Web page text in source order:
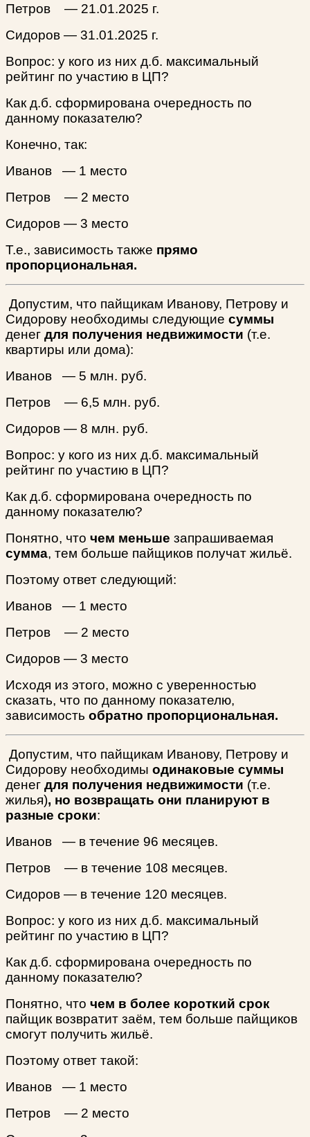
Петров — 21.01.2025 г.
Сидоров — 31.01.2025 г.
Вопрос: у кого из них д.б. максимальный
рейтинг по участию в ЦП?
Как д.б. сформирована очередность по
данному показателю?
Конечно, так:
Иванов — 1 место
Петров — 2 место
Сидоров — 3 место
Т.е., зависимость также прямо
пропорциональная.
Допустим, что пайщикам Иванову, Петрову и
Сидорову необходимы следующие суммы
денег для получения недвижимости (т.е.
квартиры или дома):
Иванов — 5 млн. руб.
Петров — 6,5 млн. руб.
Сидоров — 8 млн. руб.
Вопрос: у кого из них д.б. максимальный
рейтинг по участию в ЦП?
Как д.б. сформирована очередность по
данному показателю?
Понятно, что чем меньше запрашиваемая
сумма, тем больше пайщиков получат жильё.
Поэтому ответ следующий:
Иванов — 1 место
Петров — 2 место
Сидоров — 3 место
Исходя из этого, можно с уверенностью
сказать, что по данному показателю,
зависимость обратно пропорциональная.
Допустим, что пайщикам Иванову, Петрову и
Сидорову необходимы одинаковые суммы
денег для получения недвижимости (т.е.
жилья), но возвращать они планируют в
разные сроки:
Иванов — в течение 96 месяцев.
Петров — в течение 108 месяцев.
Сидоров — в течение 120 месяцев.
Вопрос: у кого из них д.б. максимальный
рейтинг по участию в ЦП?
Как д.б. сформирована очередность по
данному показателю?
Понятно, что чем в более короткий срок
пайщик возвратит заём, тем больше пайщиков
смогут получить жильё.
Поэтому ответ такой:
Иванов — 1 место
Петров — 2 место